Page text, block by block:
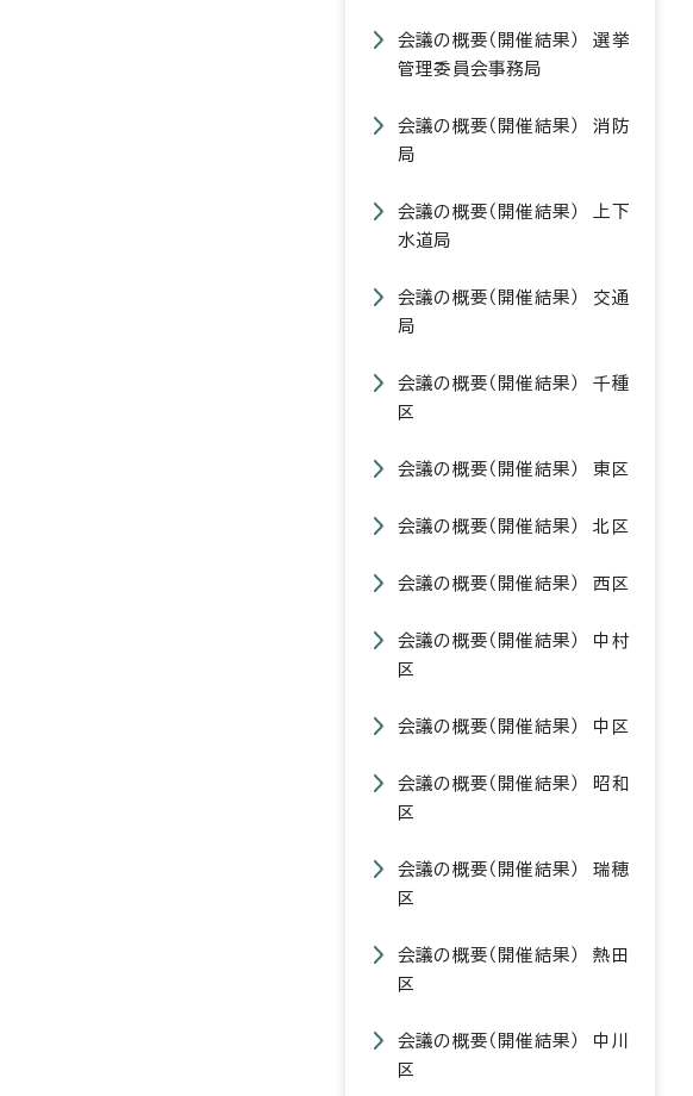
会議の概要（開催結果） 選挙
管理委員会事務局
会議の概要（開催結果） 消防
局
会議の概要（開催結果） 上下
水道局
会議の概要（開催結果） 交通
局
会議の概要（開催結果） 千種
区
会議の概要（開催結果） 東区
会議の概要（開催結果） 北区
会議の概要（開催結果） 西区
会議の概要（開催結果） 中村
区
会議の概要（開催結果） 中区
会議の概要（開催結果） 昭和
区
会議の概要（開催結果） 瑞穂
区
会議の概要（開催結果） 熱田
区
会議の概要（開催結果） 中川
区